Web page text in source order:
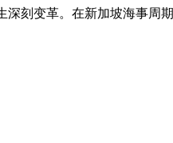
刻变革。在新加坡海事周期